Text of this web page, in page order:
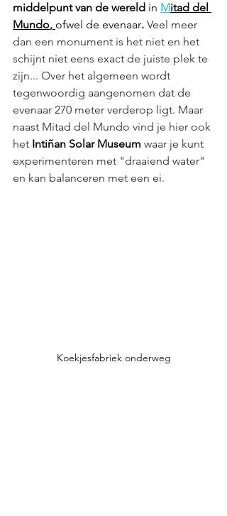
middelpunt van de wereld in Mitad del
Mundo, ofwel de evenaar. Veel meer
dan een monument is het niet en het
schijnt niet eens exact de juiste plek te
zijn... Over het algemeen wordt
tegenwoordig aangenomen dat de
evenaar 270 meter verderop ligt. Maar
naast Mitad del Mundo vind je hier ook
het Intiñan Solar Museum waar je kunt
experimenteren met "draaiend water"
en kan balanceren met een ei.
Koekjesfabriek onderweg